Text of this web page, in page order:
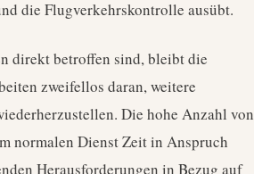
die Flugverkehrskontrolle ausübt.
direkt betroffen sind, bleibt die
zweifellos daran, weitere
Die hohe Anzahl von
normalen Dienst Zeit in Anspruch
Herausforderungen in Bezug auf